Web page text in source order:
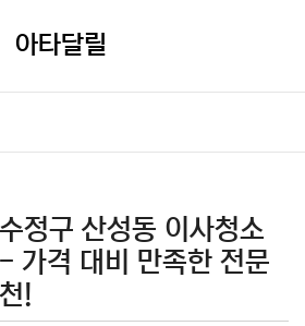
아타달릴
정구 산성동 이사청소
가격 대비 만족한 전문
!